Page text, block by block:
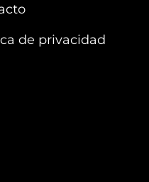
de privacidad